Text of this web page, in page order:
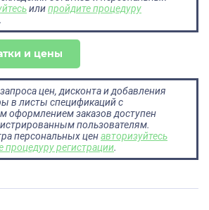
илипройдите процедуру
.
и цены
цен, дисконта и добавления
в листы спецификаций с
оформлением заказов доступен
пользователям.
персональных ценавторизуйтесь
процедуру регистрации.